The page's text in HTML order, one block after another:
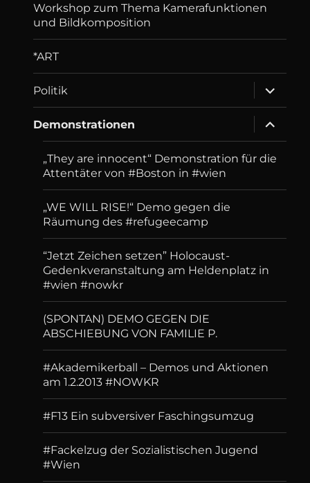
Workshop zum Thema Kamerafunktionen
und Bildkomposition
*ART
Politik
expand
child
menu
Demonstrationen
expand
child
menu
„They are innocent“ Demonstration für die
Attentäter von #Boston in #wien
„WE WILL RISE!“ Demo gegen die
Räumung des #refugeecamp
“Jetzt Zeichen setzen” Holocaust-
Gedenkveranstaltung am Heldenplatz in
#wien #nowkr
(SPONTAN) DEMO GEGEN DIE
ABSCHIEBUNG VON FAMILIE P.
#Akademikerball – Demos und Aktionen
am 1.2.2013 #NOWKR
#F13 Ein subversiver Faschingsumzug
#Fackelzug der Sozialistischen Jugend
#Wien